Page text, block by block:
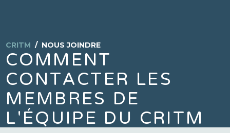
CRITM / NOUS JOINDRE
COMMENT
CONTACTER LES
MEMBRES DE
L'ÉQUIPE DU CRITM